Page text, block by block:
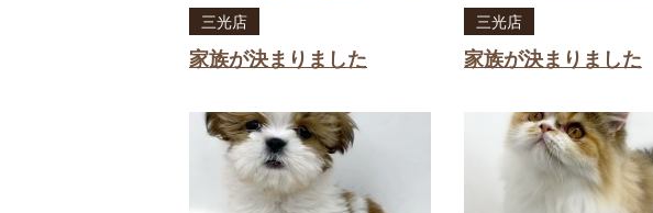
三光店
家族が決まりました
三光店
家族が決まりました